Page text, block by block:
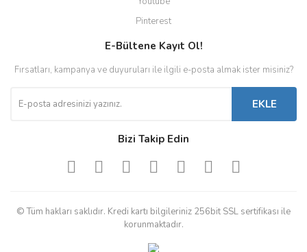
Pinterest
E-Bültene Kayıt Ol!
Fırsatları, kampanya ve duyuruları ile ilgili e-posta almak ister misiniz?
EKLE
Bizi Takip Edin
© Tüm hakları saklıdır. Kredi kartı bilgileriniz 256bit SSL sertifikası ile
korunmaktadır.